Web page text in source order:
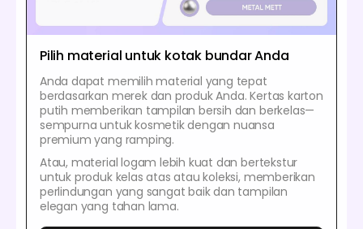
Pilih material untuk kotak bundar Anda
Anda dapat memilih material yang tepat
berdasarkan merek dan produk Anda. Kertas karton
putih memberikan tampilan bersih dan berkelas—
sempurna untuk kosmetik dengan nuansa
premium yang ramping.
Atau, material logam lebih kuat dan bertekstur
untuk produk kelas atas atau koleksi, memberikan
perlindungan yang sangat baik dan tampilan
elegan yang tahan lama.